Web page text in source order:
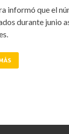
informó que el
durante junio